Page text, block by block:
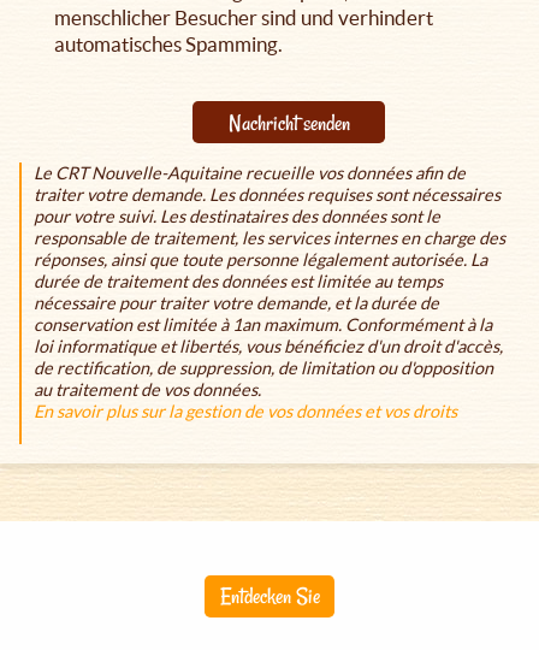
menschlicher Besucher sind und verhindert
automatisches Spamming.
Nachricht senden
Le CRT Nouvelle-Aquitaine recueille vos données afin de
traiter votre demande. Les données requises sont nécessaires
pour votre suivi. Les destinataires des données sont le
responsable de traitement, les services internes en charge des
réponses, ainsi que toute personne légalement autorisée. La
durée de traitement des données est limitée au temps
nécessaire pour traiter votre demande, et la durée de
conservation est limitée à 1an maximum. Conformément à la
loi informatique et libertés, vous bénéficiez d'un droit d'accès,
de rectification, de suppression, de limitation ou d'opposition
au traitement de vos données.
En savoir plus sur la gestion de vos données et vos droits
Entdecken Sie